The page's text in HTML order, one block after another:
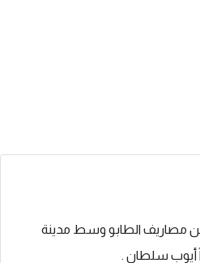
مصاريف الطابو وسط مدينة
أيوب سلطان .